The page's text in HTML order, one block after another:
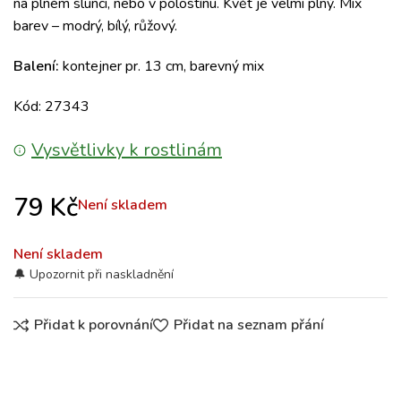
barev – modrý, bílý, růžový.
Balení: kontejner pr. 13 cm, barevný mix
Kód: 27343
Vysvětlivky k rostlinám
79 KčNení skladem
Není skladem
Přidat k porovnání Přidat na seznam přání